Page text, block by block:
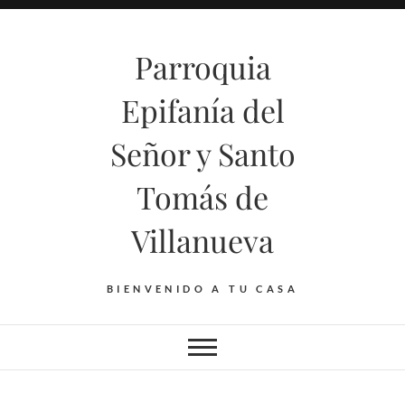
Saltar
Parroquia
Epifanía del
Señor y Santo
Tomás de
Villanueva
BIENVENIDO A TU CASA